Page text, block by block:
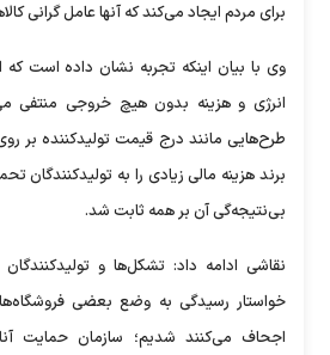
برای مردم ایجاد می‌کند که آنها عامل گرانی
وی با بیان اینکه تجربه نشان داده است
انرژی و هزینه بدون هیچ خروجی منتفی
طرح‌هایی مانند درج قیمت تولیدکننده بر
برند هزینه مالی زیادی را به تولیدکنندگان
بی‌نتیجه‌گی آن بر همه ثابت شد.
نقاشی ادامه داد: تشکل‌ها و
خواستار رسیدگی به وضع بعضی
اجحاف می‌کنند شدیم؛ سازمان حمایت